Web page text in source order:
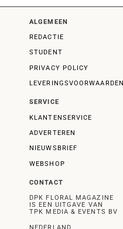
ALGEMEEN
REDACTIE
STUDENT
PRIVACY POLICY
LEVERINGSVOORWAARDEN
SERVICE
KLANTENSERVICE
ADVERTEREN
NIEUWSBRIEF
WEBSHOP
CONTACT
DPK FLORAL MAGAZINE
IS EEN UITGAVE VAN
TPK MEDIA & EVENTS BV
NEDERLAND